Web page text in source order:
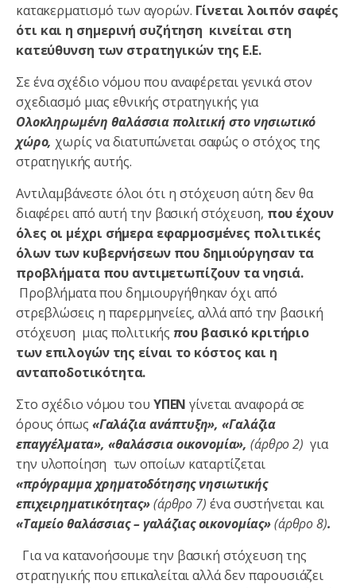
κατακερματισμό των αγορών. Γίνεται λοιπόν σαφές
ότι και η σημερινή συζήτηση κινείται στη
κατεύθυνση των στρατηγικών της Ε.Ε.
Σε ένα σχέδιο νόμου που αναφέρεται γενικά στον
σχεδιασμό μιας εθνικής στρατηγικής για
Ολοκληρωμένη θαλάσσια πολιτική στο νησιωτικό
χώρο, χωρίς να διατυπώνεται σαφώς ο στόχος της
στρατηγικής αυτής.
Αντιλαμβάνεστε όλοι ότι η στόχευση αύτη δεν θα
διαφέρει από αυτή την βασική στόχευση, που έχουν
όλες οι μέχρι σήμερα εφαρμοσμένες πολιτικές
όλων των κυβερνήσεων που δημιούργησαν τα
προβλήματα που αντιμετωπίζουν τα νησιά.
Προβλήματα που δημιουργήθηκαν όχι από
στρεβλώσεις η παρερμηνείες, αλλά από την βασική
στόχευση μιας πολιτικήςπου βασικό κριτήριο
των επιλογών της είναι το κόστος και η
ανταποδοτικότητα.
Στο σχέδιο νόμου του ΥΠΕΝ γίνεται αναφορά σε
όρους όπως «Γαλάζια ανάπτυξη», «Γαλάζια
επαγγέλματα», «θαλάσσια οικονομία»,(άρθρο 2) για
την υλοποίηση των οποίων καταρτίζεται
«πρόγραμμα χρηματοδότησης νησιωτικής
επιχειρηματικότητας»(άρθρο 7)ένα συστήνεται και
«Ταμείο θαλάσσιας – γαλάζιας οικονομίας»(άρθρο 8).
Για να κατανοήσουμε την βασική στόχευση της
στρατηγικής που επικαλείται αλλά δεν παρουσιάζει